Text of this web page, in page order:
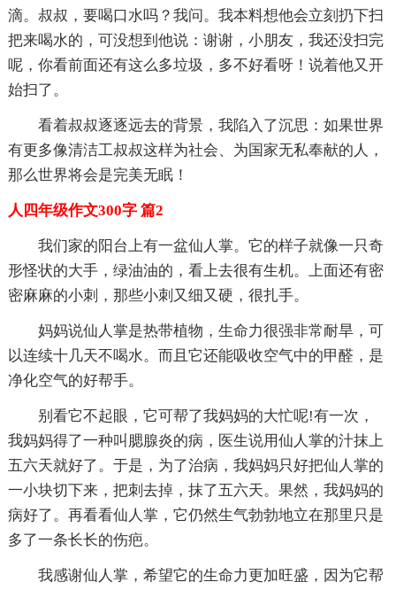
滴。叔叔，要喝口水吗？我问。我本料想他会立刻扔下扫
把来喝水的，可没想到他说：谢谢，小朋友，我还没扫完
呢，你看前面还有这么多垃圾，多不好看呀！说着他又开
始扫了。
看着叔叔逐逐远去的背景，我陷入了沉思：如果世界
有更多像清洁工叔叔这样为社会、为国家无私奉献的人，
那么世界将会是完美无眠！
人四年级作文300字 篇2
我们家的阳台上有一盆仙人掌。它的样子就像一只奇
形怪状的大手，绿油油的，看上去很有生机。上面还有密
密麻麻的小刺，那些小刺又细又硬，很扎手。
妈妈说仙人掌是热带植物，生命力很强非常耐旱，可
以连续十几天不喝水。而且它还能吸收空气中的甲醛，是
净化空气的好帮手。
别看它不起眼，它可帮了我妈妈的大忙呢!有一次，
我妈妈得了一种叫腮腺炎的病，医生说用仙人掌的汁抹上
五六天就好了。于是，为了治病，我妈妈只好把仙人掌的
一小块切下来，把刺去掉，抹了五六天。果然，我妈妈的
病好了。再看看仙人掌，它仍然生气勃勃地立在那里只是
多了一条长长的伤疤。
我感谢仙人掌，希望它的生命力更加旺盛，因为它帮